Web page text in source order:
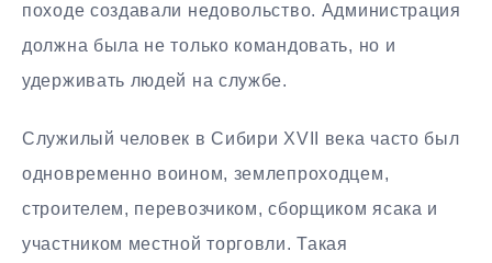
походе создавали недовольство. Администрация
должна была не только командовать, но и
удерживать людей на службе.
Служилый человек в Сибири XVII века часто был
одновременно воином, землепроходцем,
строителем, перевозчиком, сборщиком ясака и
участником местной торговли. Такая